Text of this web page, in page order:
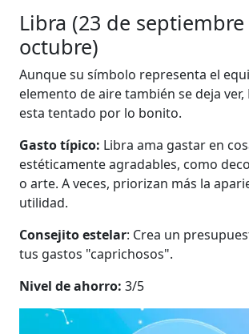
Libra (23 de septiembre
octubre)
Aunque su símbolo representa el
elemento de aire también se deja
esta tentado por lo bonito.
Gasto típico: Libra ama gastar en
estéticamente agradables, como
o arte. A veces, priorizan más la
utilidad.
Consejito estelar: Crea un
tus gastos "caprichosos".
Nivel de ahorro: 3/5